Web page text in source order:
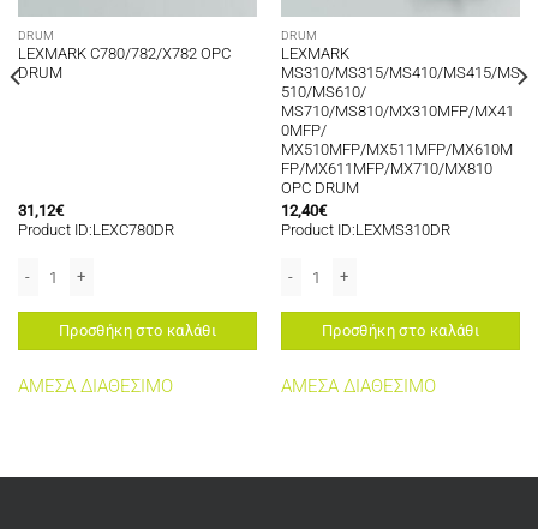
DRUM
LEXMARK C780/782/X782 OPC
DRUM
31,12€
Product ID:LEXC780DR
Προσθήκη στο καλάθι
ΑΜΕΣΑ ΔΙΑΘΕΣΙΜΟ
DRUM
LEXMARK
MS310/MS315/MS410/MS415/MS
510/MS610/
MS710/MS810/MX310MFP/MX41
0MFP/
MX510MFP/MX511MFP/MX610M
FP/MX611MFP/MX710/MX810
OPC DRUM
12,40€
Product ID:LEXMS310DR
Προσθήκη στο καλάθι
ΑΜΕΣΑ ΔΙΑΘΕΣΙΜΟ